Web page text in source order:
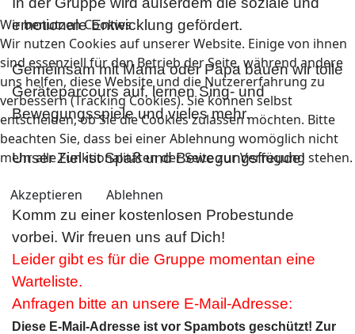
emotionale Entwicklung gefördert.
Gemeinsam mit Mama oder Papa bauen wir tolle
Geräteparcours auf, lernen Sing- und
Bewegungsspiele und vieles mehr.
Unser Ziel ist Spaß und Bewegungsfreude!
Komm zu einer kostenlosen Probestunde
vorbei. Wir freuen uns auf Dich!
Leider gibt es für die Gruppe momentan eine
Warteliste.
Anfragen bitte an unsere E-Mail-Adresse:
Diese E-Mail-Adresse ist vor Spambots geschützt! Zur
Wir benutzen Cookies
Wir nutzen Cookies auf unserer Website. Einige von ihnen
sind essenziell für den Betrieb der Seite, während andere
uns helfen, diese Website und die Nutzererfahrung zu
verbessern (Tracking Cookies). Sie können selbst
entscheiden, ob Sie die Cookies zulassen möchten. Bitte
beachten Sie, dass bei einer Ablehnung womöglich nicht
mehr alle Funktionalitäten der Seite zur Verfügung stehen.
Akzeptieren Ablehnen